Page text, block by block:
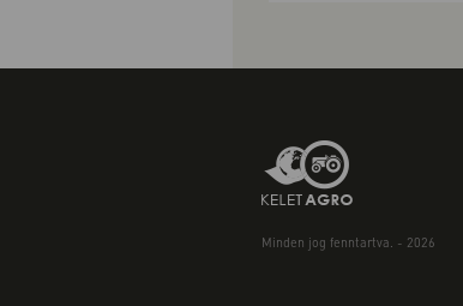
Minden jog fenntartva. - 2026